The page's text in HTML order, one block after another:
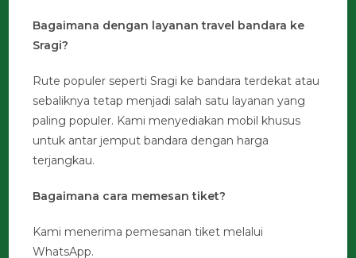
Bagaimana dengan layanan travel bandara ke
Sragi?
Rute populer seperti Sragi ke bandara terdekat atau
sebaliknya tetap menjadi salah satu layanan yang
paling populer. Kami menyediakan mobil khusus
untuk antar jemput bandara dengan harga
terjangkau.
Bagaimana cara memesan tiket?
Kami menerima pemesanan tiket melalui
WhatsApp.